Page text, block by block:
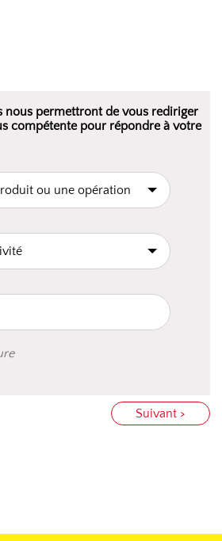
nous permettront de vous rediriger
compétente pour répondre à votre
Suivant >